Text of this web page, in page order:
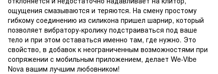
ощущения смазываются и теряются. На смену простому
гибкому соединению из силикона пришел шарнир, который
позволяет вибратору-кролику подстраиваться под ваше
тело и при этом оставаться именно там, где нужно. Это
свойство, в добавок к неограниченным возможностями при
сопряжении с мобильным приложением, делает We-Vibe
Nova вашим лучшим любовником!